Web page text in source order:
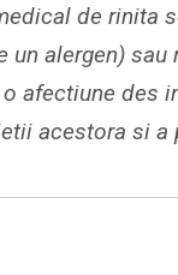
de rinita
un alergen)
afectiune des
acestora si a